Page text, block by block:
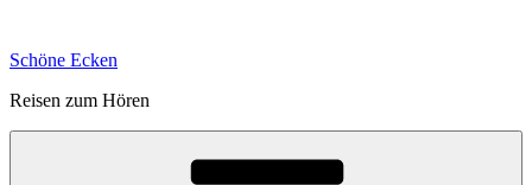
springen
Schöne Ecken
Reisen zum Hören